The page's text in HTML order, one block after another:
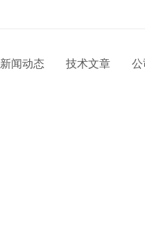
新闻动态 技术文章 公